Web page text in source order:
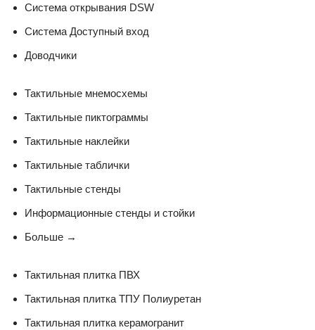
Система открывания DSW
Система Доступный вход
Доводчики
Тактильные мнемосхемы
Тактильные пиктограммы
Тактильные наклейки
Тактильные таблички
Тактильные стенды
Информационные стенды и стойки
Больше →
Тактильная плитка ПВХ
Тактильная плитка ТПУ Полиуретан
Тактильная плитка керамогранит